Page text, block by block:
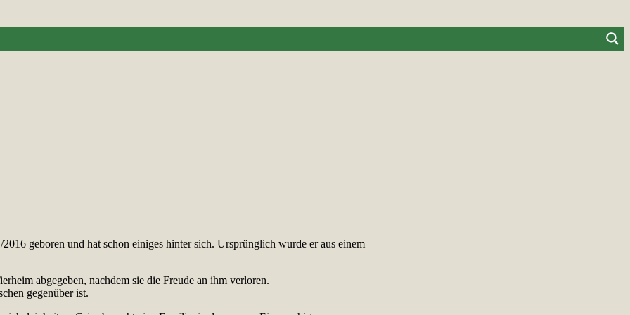
geboren und hat schon einiges hinter sich. Ursprünglich wurde er aus einem
abgegeben, nachdem sie die Freude an ihm verloren.
gegenüber ist.